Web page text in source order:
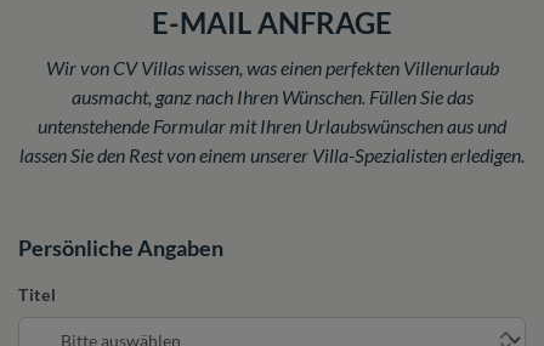
E-MAIL ANFRAGE
Wir von CV Villas wissen, was einen perfekten Villenurlaub
ausmacht, ganz nach Ihren Wünschen. Füllen Sie das
untenstehende Formular mit Ihren Urlaubswünschen aus und
lassen Sie den Rest von einem unserer Villa-Spezialisten erledigen.
Persönliche Angaben
Titel